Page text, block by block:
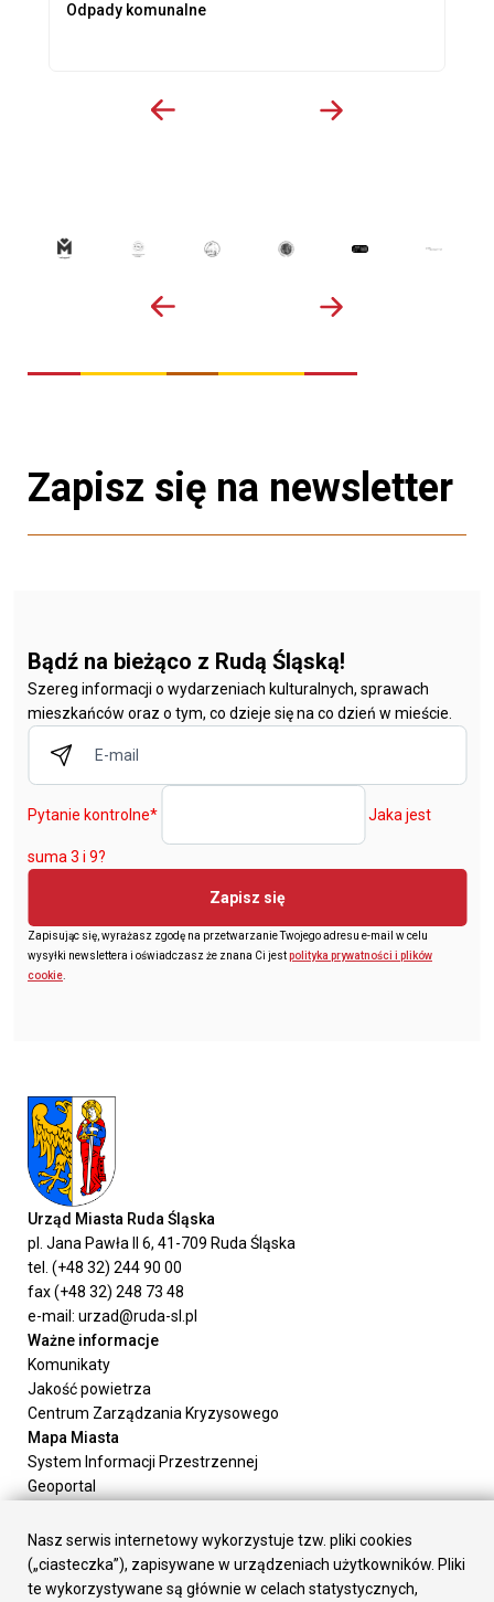
Odpady komunalne
Zapisz się na newsletter
Bądź na bieżąco z Rudą Śląską!
Szereg informacji o wydarzeniach kulturalnych, sprawach
mieszkańców oraz o tym, co dzieje się na co dzień w mieście.
Pytanie kontrolne* Jaka jest
suma 3 i 9?
Zapisz się
Zapisując się, wyrażasz zgodę na przetwarzanie Twojego adresu e-mail w celu
wysyłki newslettera i oświadczasz że znana Ci jestpolityka prywatności i plików
cookie.
Urząd Miasta Ruda Śląska
pl. Jana Pawła II 6, 41-709 Ruda Śląska
tel. (+48 32) 244 90 00
fax (+48 32) 248 73 48
e-mail: urzad@ruda-sl.pl
Ważne informacje
Komunikaty
Jakość powietrza
Centrum Zarządzania Kryzysowego
Mapa Miasta
System Informacji Przestrzennej
Geoportal
Załatw sprawę
Prezydent Miasta
Rada Miasta
Nasz serwis internetowy wykorzystuje tzw. pliki cookies
(„ciasteczka”), zapisywane w urządzeniach użytkowników. Pliki
te wykorzystywane są głównie w celach statystycznych,